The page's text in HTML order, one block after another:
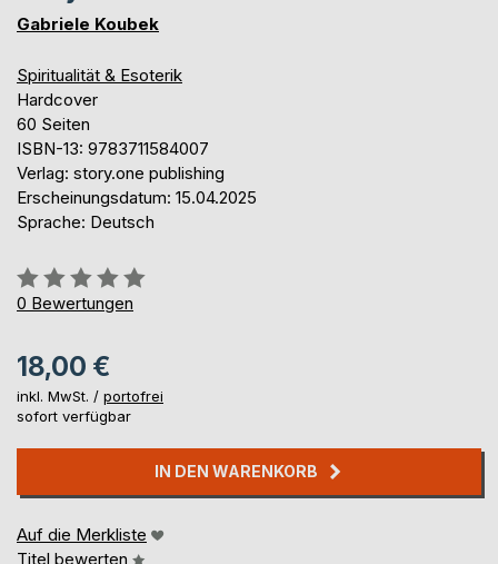
Gabriele Koubek
Spiritualität & Esoterik
Hardcover
60 Seiten
ISBN-13: 9783711584007
Verlag: story.one publishing
Erscheinungsdatum: 15.04.2025
Sprache: Deutsch
Bewertung::
0%
0 Bewertungen
18,00 €
inkl. MwSt. / portofrei
sofort verfügbar
IN DEN WARENKORB
Auf die Merkliste
Titel bewerten